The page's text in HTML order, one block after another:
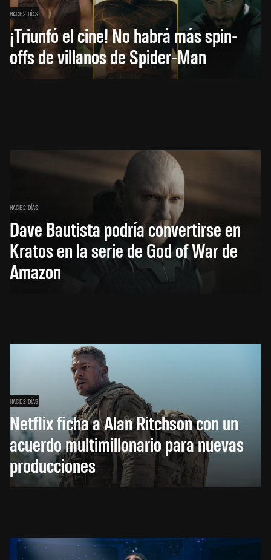
HACE 2 DÍAS
¡Triunfó el cine! No habrá más spin-
offs de villanos de Spider-Man
HACE 2 DÍAS
Dave Bautista podría convertirse en
Kratos en la serie de God of War de
Amazon
HACE 2 DÍAS
Netflix ficha a Alan Ritchson con un
acuerdo multimillonario para nuevas
producciones